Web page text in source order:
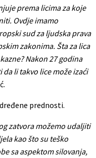
prema licima za koje
Ovdje imamo
sud za ljudska prava
zakonima. Šta za lica
Nakon 27 godina
li takvo lice može izaći
prednosti.
zatvora možemo udaljiti
kao što su teško
sa aspektom silovanja,